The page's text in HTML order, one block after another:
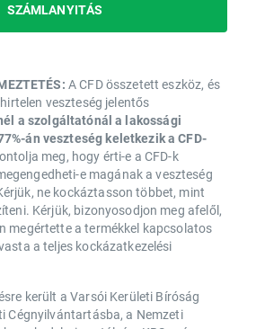
SZÁMLANYITÁS
A CFD összetett eszköz, és
veszteség jelentős
a szolgáltatónál a lakossági
án veszteség keletkezik a CFD-
meg, hogy érti-e a CFD-k
e magának a veszteség
ne kockáztasson többet, mint
Kérjük, bizonyosodjon meg afelől,
megértette a termékkel kapcsolatos
a teljes kockázatkezelési
került a Varsói Kerületi Bíróság
Cégnyilvántartásba, a Nemzeti